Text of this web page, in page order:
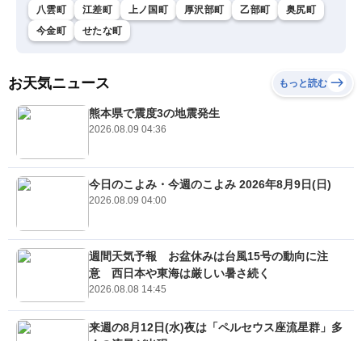
八雲町 江差町 上ノ国町 厚沢部町 乙部町
奥尻町
今金町
せたな町
お天気ニュース もっと読む
熊本県で震度3の地震発生
2026.08.09 04:36
今日のこよみ・今週のこよみ 2026年8月9日(日)
2026.08.09 04:00
週間天気予報 お盆休みは台風15号の動向に注
意 西日本や東海は厳しい暑さ続く
2026.08.08 14:45
来週の8月12日(水)夜は「ペルセウス座流星群」多